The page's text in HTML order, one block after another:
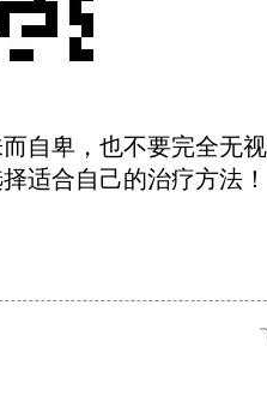
自卑，也不要完全无
适合自己的治疗方法！